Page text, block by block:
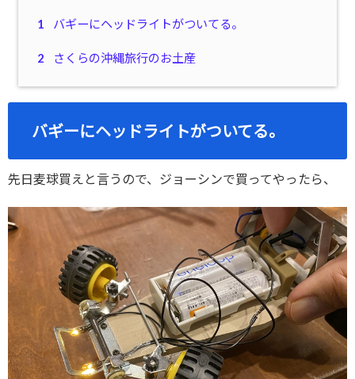
1 バギーにヘッドライトがついてる。
2 さくらの沖縄旅行のお土産
バギーにヘッドライトがついてる。
先日麦球買えと言うので、ジョーシンで買ってやったら、